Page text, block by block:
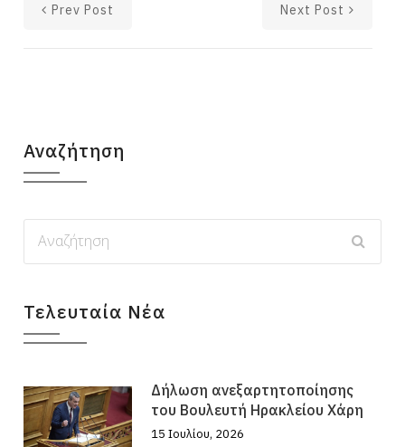
Prev Post Next Post
Αναζήτηση
Τελευταία Νέα
Δήλωση ανεξαρτητοποίησης
του Βουλευτή Ηρακλείου Χάρη
15 Ιουλίου, 2026